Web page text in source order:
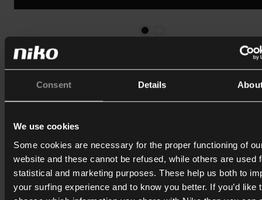
Consent Details
We use cookies
Some cookies are necessary for the proper functioning of
website and these cannot be refused, while others are used
statistical and marketing purposes. These help us both to
your surfing experience and to know you better. If you’d like
Eine Lösung für Heizung, Kühlung und HLK
Der Thermostat unterstützt sowohlherkömmliche
Heizungssysteme als auch moderne HLK-Anlagen.
Programmiersoftware verwaltet werden.
djust temperature settings
Switch between programmes
Temporarily override schedules